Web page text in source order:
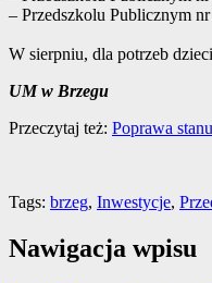
– Przedszkolu Publicznym
W sierpniu, dla potrzeb
UM w Brzegu
Przeczytaj też: Poprawa
Tags: brzeg, Inwestycje,
Nawigacja wpisu